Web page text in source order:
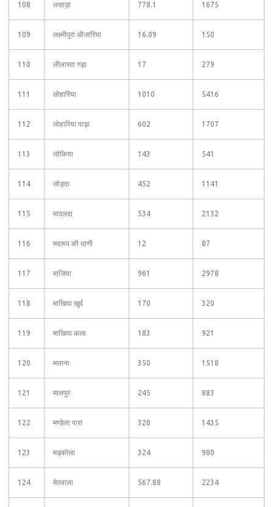
108 लसाड़ा 778.1 1675
109 लक्ष्मीपुरा ऑजारिया 16.09 150
110 लीलारवा गड़ा 17 279
111 लोहारिया 1010 5416
112 लोहारिया पाड़ा 602 1707
113 लोकिया 143 541
114 लोड़दा 452 1141
115 मादलदा 534 2132
116 मदरूप की धाणी 12 87
117 माजिया 961 2978
118 माखिया खुर्द 170 320
119 माखिया कला 183 921
120 मलाना 350 1518
121 मालपुर 245 883
122 मण्डेला पारा 320 1435
123 मड़कोला 324 980
124 मेतवाला 567.88 2234